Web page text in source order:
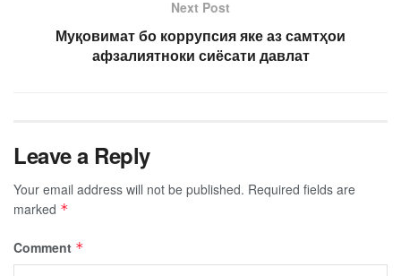
Next Post
Муқовимат бо коррупсия яке аз самтҳои
афзалиятноки сиёсати давлат
Leave a Reply
Your email address will not be published. Required fields are
marked *
Comment *